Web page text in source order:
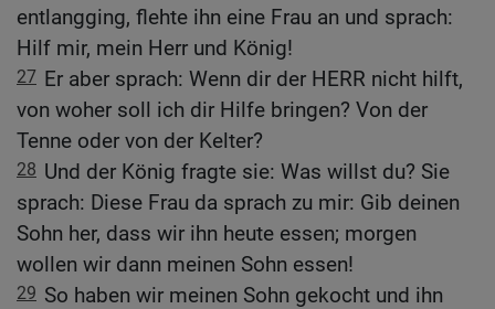
entlangging, flehte ihn eine Frau an und sprach:
Hilf mir, mein Herr und König!
27 Er aber sprach: Wenn dir der HERR nicht hilft,
von woher soll ich dir Hilfe bringen? Von der
Tenne oder von der Kelter?
28 Und der König fragte sie: Was willst du? Sie
sprach: Diese Frau da sprach zu mir: Gib deinen
Sohn her, dass wir ihn heute essen; morgen
wollen wir dann meinen Sohn essen!
29 So haben wir meinen Sohn gekocht und ihn